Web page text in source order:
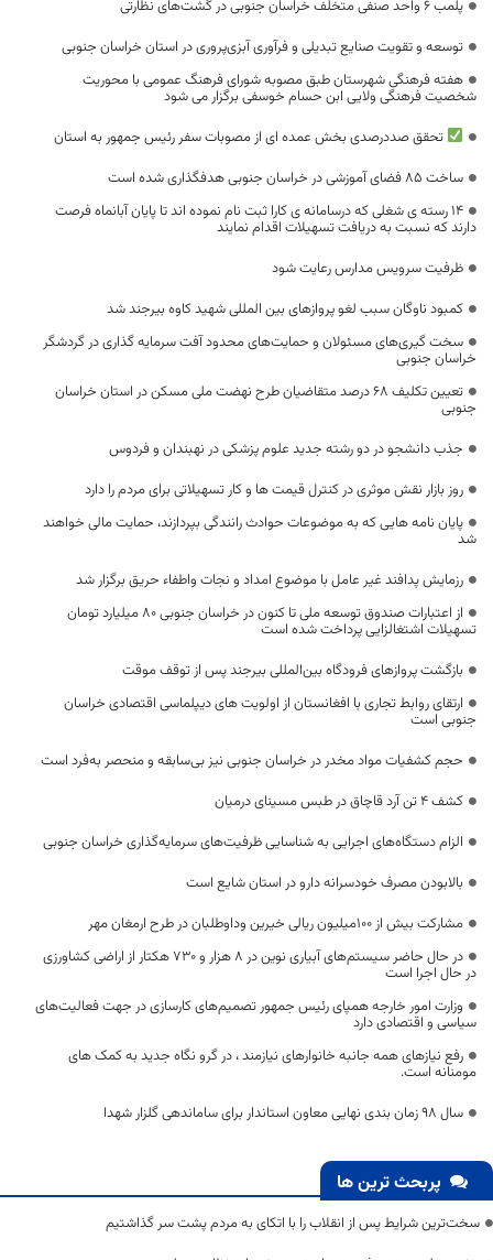
پلمب ۶ واحد صنفی متخلف خراسان جنوبی در گشت‌های نظارتی
توسعه و تقویت صنایع تبدیلی و فرآوری آبزی‌پروری در استان خراسان جنوبی
هفته فرهنگی شهرستان طبق مصوبه شورای فرهنگ عمومی با محوریت
شخصیت فرهنگی ولایی ابن حسام خوسفی برگزار می شود
تحقق صددرصدی بخش عمده ای از مصوبات سفر رئیس جمهور به استان
ساخت ۸۵ فضای آموزشی در خراسان جنوبی هدفگذاری شده است
۱۴ رسته ی شغلی که درسامانه ی کارا ثبت نام نموده اند تا پایان آبانماه فرصت
دارند که نسبت به دریافت تسهیلات اقدام نمایند
ظرفیت سرویس مدارس رعایت شود
کمبود ناوگان سبب لغو پروازهای بین المللی شهید کاوه بیرجند شد
سخت گیری‌های مسئولان و حمایت‌های محدود آفت سرمایه گذاری در گردشگر
خراسان جنوبی
تعیین تکلیف ۶۸ درصد متقاضیان طرح نهضت ملی مسکن در استان خراسان
جنوبی
جذب دانشجو در دو رشته جدید علوم پزشکی در نهبندان و فردوس
روز بازار نقش موثری در کنترل قیمت ها و کار تسهیلاتی برای مردم را دارد
پایان نامه هایی که به موضوعات حوادث رانندگی بپردازند، حمایت مالی خواهند
شد
رزمایش پدافند غیر عامل با موضوع امداد و نجات و‌اطفاء حریق برگزار شد
از اعتبارات صندوق توسعه ملی تا کنون در خراسان جنوبی ۸۰ میلیارد تومان
تسهیلات اشتغالزایی پرداخت شده است
بازگشت پروازهای فرودگاه بین‌المللی بیرجند پس از توقف موقت
ارتقای روابط تجاری با افغانستان از اولویت های دیپلماسی اقتصادی خراسان
جنوبی است
حجم کشفیات مواد مخدر در خراسان جنوبی نیز بی‌سابقه و منحصر به‌فرد است
کشف 4 تن آرد قاچاق در طبس مسینای درمیان
الزام دستگاه‌های اجرایی به شناسایی ظرفیت‌های سرمایه‌گذاری خراسان جنوبی
بالابودن مصرف خودسرانه دارو در استان شایع است
مشارکت بیش از ۱۰۰میلیون ریالی خیرین وداوطلبان در طرح ارمغان مهر
در حال حاضر سیستم‌های آبیاری نوین در ۸ هزار و ۷۳۰ هکتار از اراضی کشاورزی
در حال اجرا است
وزارت امور خارجه همپای رئیس جمهور تصمیم‌های کارسازی در جهت فعالیت‌های
سیاسی و اقتصادی دارد
رفع نیازهای همه جانبه خانوارهای نیازمند ، در گرو نگاه جدید به کمک های
مومنانه است.
سال 98 زمان بندی نهایی معاون استاندار برای ساماندهی گلزار شهدا
پربحث ترین ها
سخت‌ترین شرایط پس از انقلاب را با اتکای به مردم پشت سر گذاشتیم